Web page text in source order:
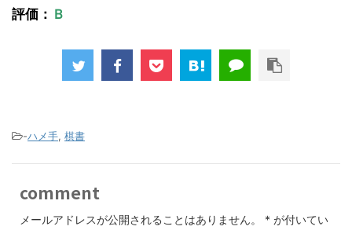
評価： Ｂ
-ハメ手, 棋書
comment
メールアドレスが公開されることはありません。 * が付いてい